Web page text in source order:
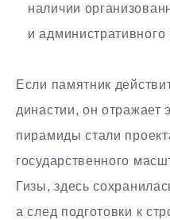
наличии
и административного
Если памятник
династии, он отражает
пирамиды стали
государственного
Гизы, здесь
а след подготовки к